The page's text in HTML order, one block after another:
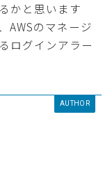
かと思います
AWSのマネージ
ログインアラー
AUTHOR